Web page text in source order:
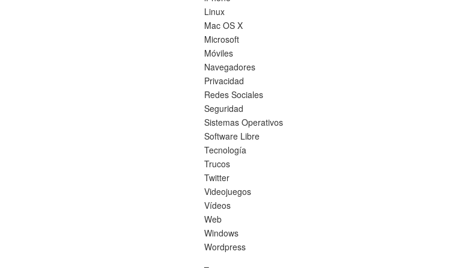
Linux
Mac OS X
Microsoft
Móviles
Navegadores
Privacidad
Redes Sociales
Seguridad
Sistemas Operativos
Software Libre
Tecnología
Trucos
Twitter
Videojuegos
Vídeos
Web
Windows
Wordpress
–